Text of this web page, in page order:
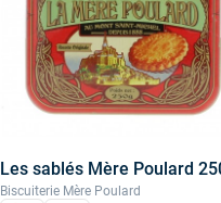
Les sablés Mère Poulard
Biscuiterie Mère Poulard